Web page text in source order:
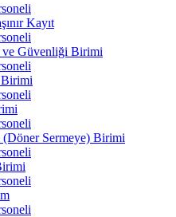
Kayıt
ve Güvenliği Birimi
Sermeye) Birimi